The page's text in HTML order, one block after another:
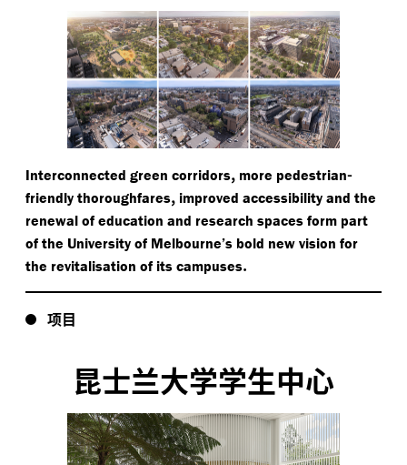
Interconnected green corridors, more pedestrian-
friendly thoroughfares, improved accessibility and the
renewal of education and research spaces form part
of the University of Melbourne’s bold new vision for
the revitalisation of its campuses.
项目
昆士兰大学学生中心